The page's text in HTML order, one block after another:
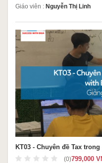
Giáo viên : Nguyễn Thị Linh
KT03 - Chuyên đề Tax
(0)799,000